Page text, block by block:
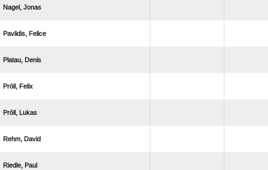
 
 
 
 
 
 
 